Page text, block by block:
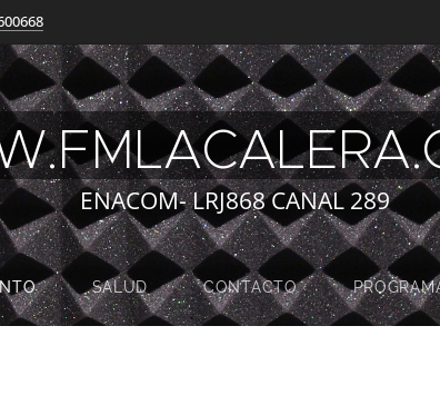
ENACOM- LRJ868 CANAL 289
SALUD CONTACTO